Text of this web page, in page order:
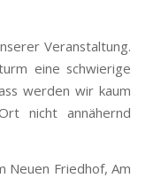
Veranstaltung.
eine schwierige
werden wir kaum
nicht annähernd
Neuen Friedhof, Am